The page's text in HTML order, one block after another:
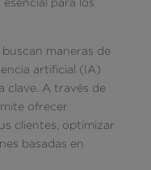
maneras de
artificial (IA)
clave. A través de
ofrecer
clientes, optimizar
basadas en